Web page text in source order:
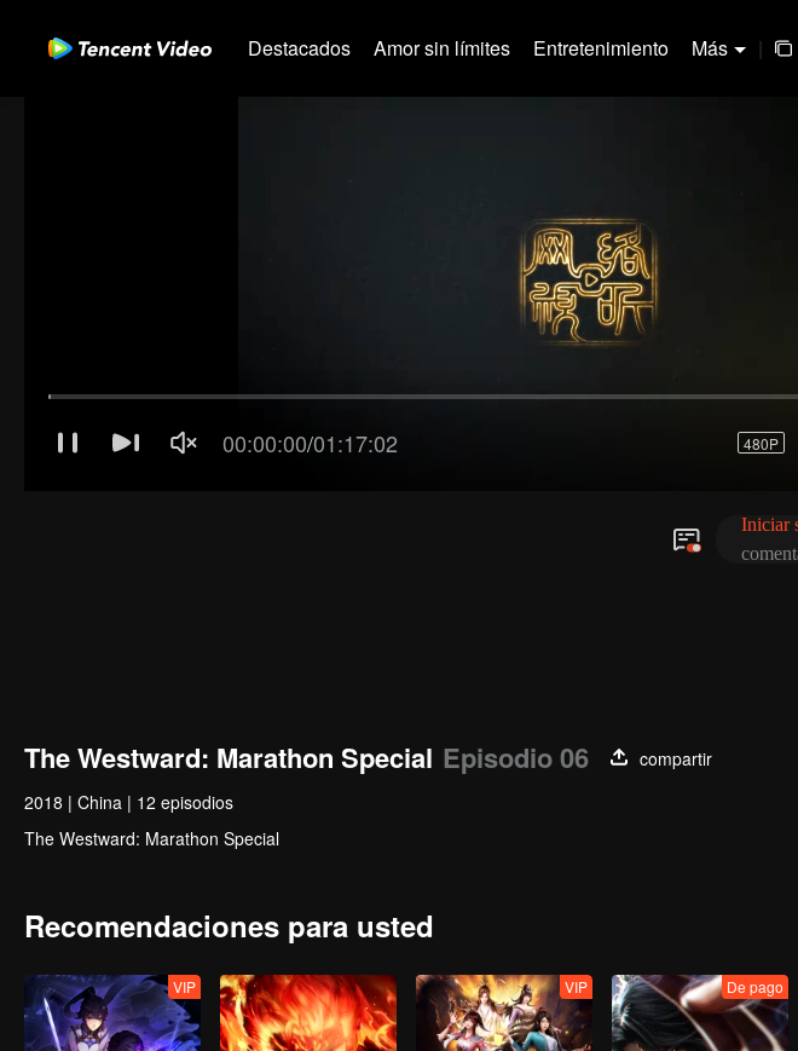
Destacados Amor sin límites Entretenimiento Más |
The Westward: Marathon Special Episodio 06
compartir
2018 | China | 12 episodios
The Westward: Marathon Special
Recomendaciones para usted
VIP VIP De pago